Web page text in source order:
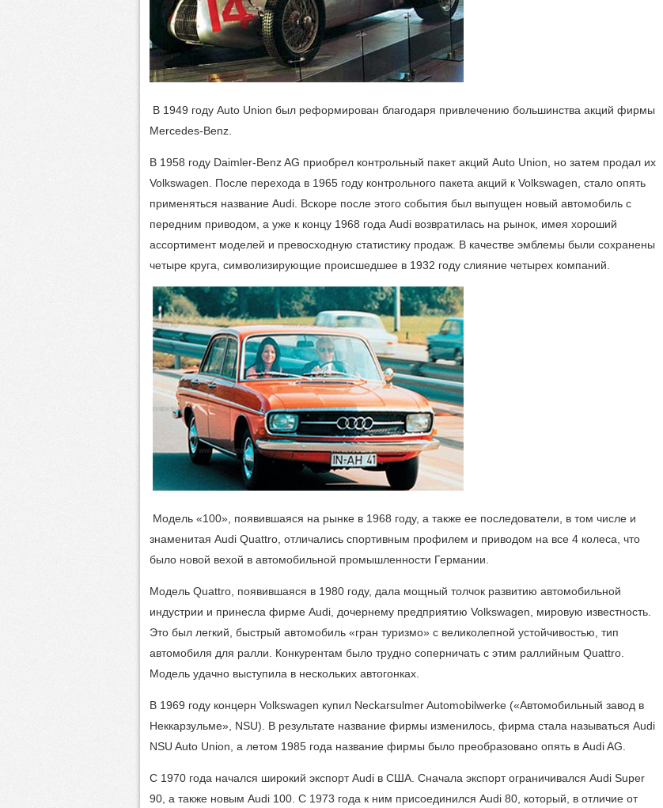
В 1949 году Auto Union был реформирован благодаря привлечению большинства акций фирмы
Mercedes-Benz.
В 1958 году Daimler-Benz AG приобрел контрольный пакет акций Auto Union, но затем продал их
Volkswagen. После перехода в 1965 году контрольного пакета акций к Volkswagen, стало опять
применяться название Audi. Вскоре после этого события был выпущен новый автомобиль с
передним приводом, а уже к концу 1968 года Audi возвратилась на рынок, имея хороший
ассортимент моделей и превосходную статистику продаж. В качестве эмблемы были сохранены
четыре круга, символизирующие происшедшее в 1932 году слияние четырех компаний.
Модель «100», появившаяся на рынке в 1968 году, а также ее последователи, в том числе и
знаменитая Audi Quattro, отличались спортивным профилем и приводом на все 4 колеса, что
было новой вехой в автомобильной промышленности Германии.
Модель Quattro, появившаяся в 1980 году, дала мощный толчок развитию автомобильной
индустрии и принесла фирме Audi, дочернему предприятию Volkswagen, мировую известность.
Это был легкий, быстрый автомобиль «гран туризмо» с великолепной устойчивостью, тип
автомобиля для ралли. Конкурентам было трудно соперничать с этим раллийным Quattro.
Модель удачно выступила в нескольких автогонках.
В 1969 году концерн Volkswagen купил Neckarsulmer Automobilwerke («Автомобильный завод в
Неккарзульме», NSU). В результате название фирмы изменилось, фирма стала называться Audi
NSU Auto Union, а летом 1985 года название фирмы было преобразовано опять в Audi AG.
С 1970 года начался широкий экспорт Audi в США. Сначала экспорт ограничивался Audi Super
90, а также новым Audi 100. С 1973 года к ним присоединился Audi 80, который, в отличие от